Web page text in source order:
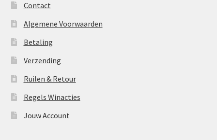
Contact
Algemene Voorwaarden
Betaling
Verzending
Ruilen & Retour
Regels Winacties
Jouw Account